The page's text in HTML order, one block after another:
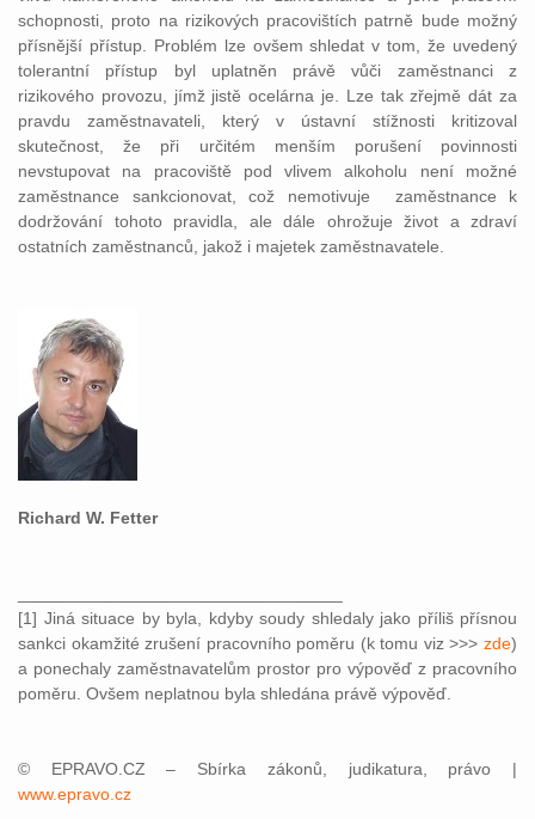
schopnosti, proto na rizikových pracovištích patrně bude možný
přísnější přístup. Problém lze ovšem shledat v tom, že uvedený
tolerantní přístup byl uplatněn právě vůči zaměstnanci z
rizikového provozu, jímž jistě ocelárna je. Lze tak zřejmě dát za
pravdu zaměstnavateli, který v ústavní stížnosti kritizoval
skutečnost, že při určitém menším porušení povinnosti
nevstupovat na pracoviště pod vlivem alkoholu není možné
zaměstnance sankcionovat, což nemotivuje zaměstnance k
dodržování tohoto pravidla, ale dále ohrožuje život a zdraví
ostatních zaměstnanců, jakož i majetek zaměstnavatele.
Richard W. Fetter
[1] Jiná situace by byla, kdyby soudy shledaly jako příliš přísnou
sankci okamžité zrušení pracovního poměru (k tomu viz >>> zde)
a ponechaly zaměstnavatelům prostor pro výpověď z pracovního
poměru. Ovšem neplatnou byla shledána právě výpověď.
© EPRAVO.CZ – Sbírka zákonů, judikatura, právo |
www.epravo.cz